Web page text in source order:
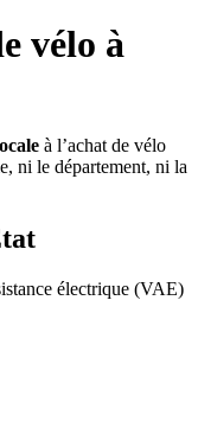
vélo à
à l’achat de vélo
ni le département, ni la
électrique (VAE)